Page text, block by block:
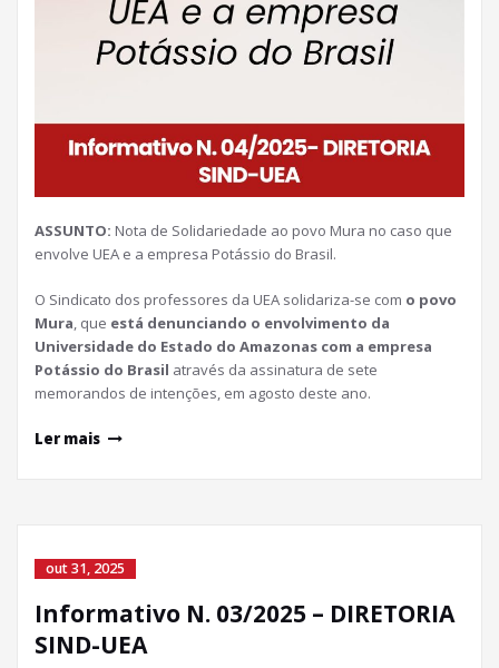
ASSUNTO: Nota de Solidariedade ao povo Mura no caso que
envolve UEA e a empresa Potássio do Brasil.
O Sindicato dos professores da UEA solidariza-se com o povo
Mura , que está denunciando o envolvimento da
Universidade do Estado do Amazonas com a empresa
Potássio do Brasil através da assinatura de sete
memorandos de intenções, em agosto deste ano.
Ler mais
out 31, 2025
Informativo N. 03/2025 – DIRETORIA
SIND-UEA